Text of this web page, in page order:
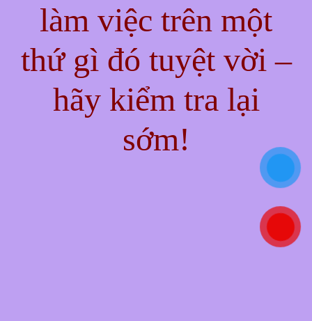
làm việc trên một
thứ gì đó tuyệt vời –
hãy kiểm tra lại
sớm!